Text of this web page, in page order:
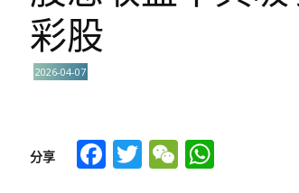
彩股
2026-04-07
分享 Facebook
TwitterWeChat